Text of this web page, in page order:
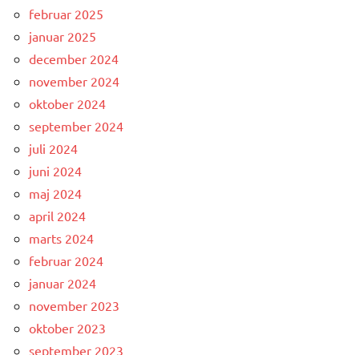
februar 2025
januar 2025
december 2024
november 2024
oktober 2024
september 2024
juli 2024
juni 2024
maj 2024
april 2024
marts 2024
februar 2024
januar 2024
november 2023
oktober 2023
september 2023